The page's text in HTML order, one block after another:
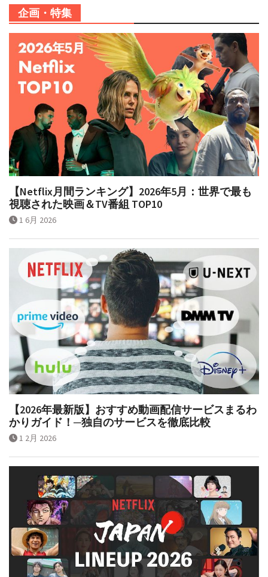
企画・特集
【Netflix月間ランキング】2026年5月：世界で最も
視聴された映画＆TV番組 TOP10
1 6月 2026
【2026年最新版】おすすめ動画配信サービスまるわ
かりガイド！─独自のサービスを徹底比較
1 2月 2026